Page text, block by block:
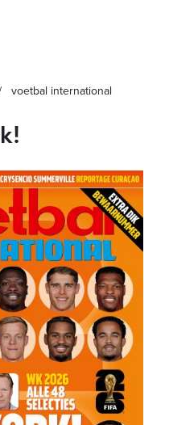
voetbal international